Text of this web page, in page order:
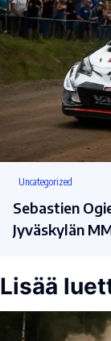
Uncategorized
Sebastien
Jyväskylän
Lisää